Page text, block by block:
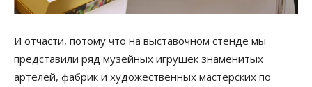
И отчасти, потому что на выставочном стенде мы
представили ряд музейных игрушек знаменитых
артелей, фабрик и художественных мастерских по